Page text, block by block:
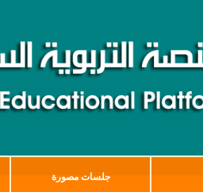
جلسات مصورة